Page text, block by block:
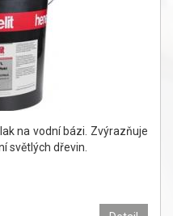
na vodní bázi. Zvýrazňuje
světlých dřevin.